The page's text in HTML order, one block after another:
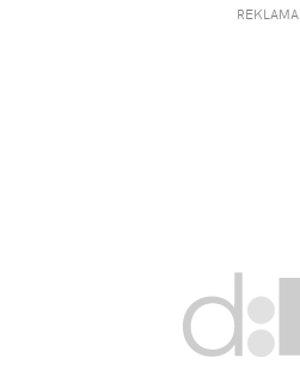
REKLAMA